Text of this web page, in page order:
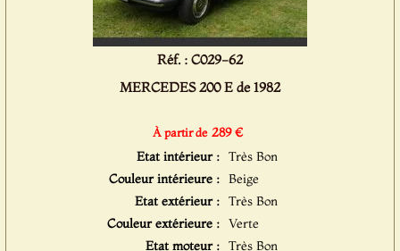
Réf. : C029-62
MERCEDES 200 E de 1982
À partir de 289 €
Etat intérieur : Très Bon
Couleur intérieure : Beige
Etat extérieur : Très Bon
Couleur extérieure : Verte
Etat moteur : Très Bon